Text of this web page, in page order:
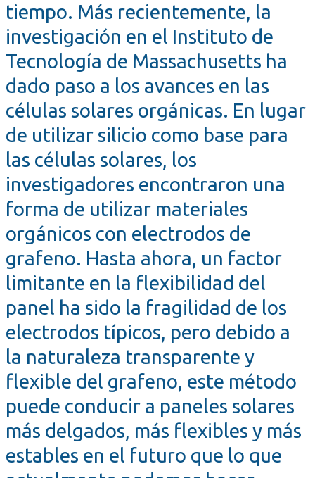
tiempo. Más recientemente, la
investigación en el Instituto de
Tecnología de Massachusetts ha
dado paso a los avances en las
células solares orgánicas. En lugar
de utilizar silicio como base para
las células solares, los
investigadores encontraron una
forma de utilizar materiales
orgánicos con electrodos de
grafeno. Hasta ahora, un factor
limitante en la flexibilidad del
panel ha sido la fragilidad de los
electrodos típicos, pero debido a
la naturaleza transparente y
flexible del grafeno, este método
puede conducir a paneles solares
más delgados, más flexibles y más
estables en el futuro que lo que